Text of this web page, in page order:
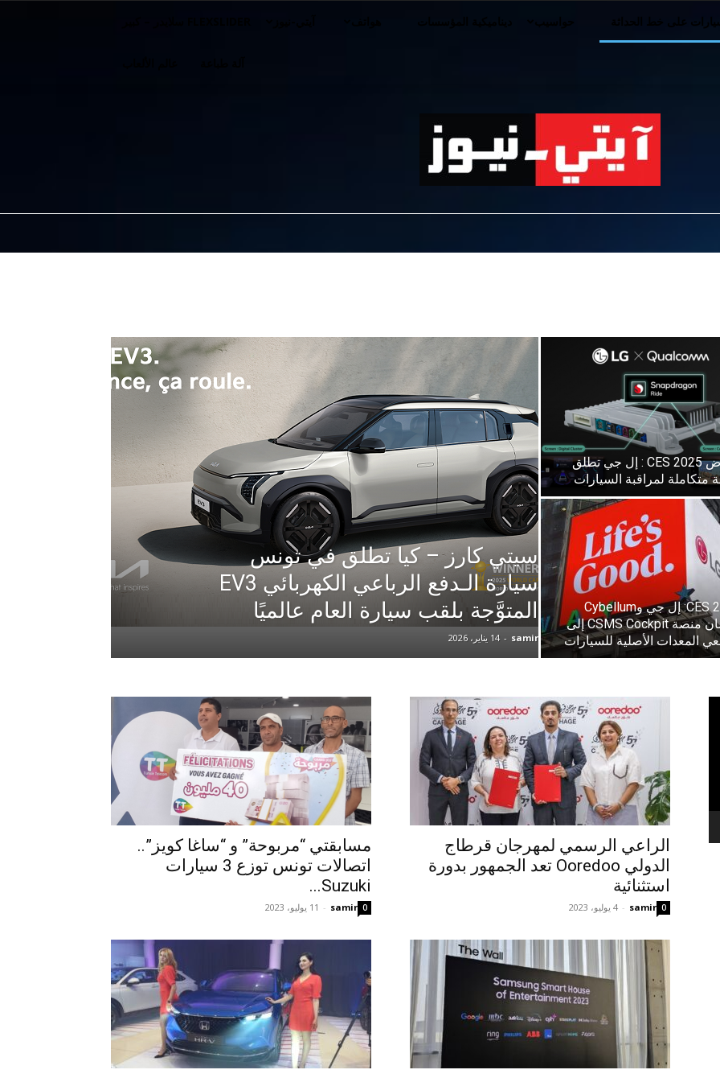
على خط الحداثة
News
(arabic)
سيتي كارز – كيا تطلق في تونس
سيارة الـدفع الرباعي الكهربائي EV3
المتوَّجة بلقب سيارة العام عالميًا
samir
- 14 يناير، 2026
معرض CES 2025 : إل جي تطلق
متكاملة لمراقبة السيارات
CES 2024: إل جي وCybellum
تقدمان منصة CSMS Cockpit إلى
المعدات الأصلية للسيارات
مسابقتي “مربوحة” و “ساغا كويز”..
اتصالات تونس توزع 3 سيارات
Suzuki...
samir
- 11 يوليو، 2023 0
الراعي الرسمي لمهرجان قرطاج
الدولي Ooredoo تعد الجمهور بدورة
استثنائية
samir
- 4 يوليو، 2023 0